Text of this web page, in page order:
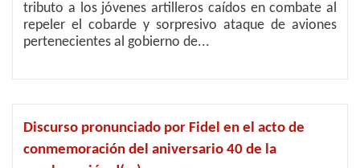
tributo a los jóvenes artilleros caídos en combate al
repeler el cobarde y sorpresivo ataque de aviones
pertenecientes al gobierno de...
Discurso pronunciado por Fidel en el acto de
conmemoración del aniversario 40 de la